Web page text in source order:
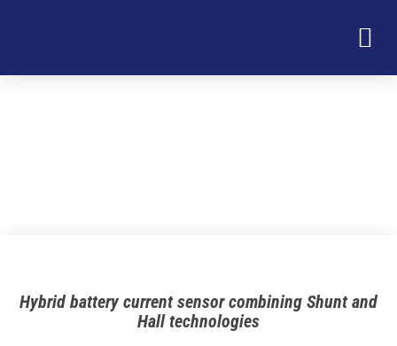
Hybrid battery current sensor combining Shunt and
Hall technologies